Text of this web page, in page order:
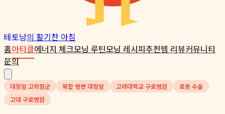
테토남의 활기찬 아침
홈아티클에너지 체크모닝 루틴모닝 레시피추천템 리뷰커뮤니티
문의
대장암 고위험군 복합 병변 대장암 고려대학교 구로병원
로봇 수술
고대 구로병원